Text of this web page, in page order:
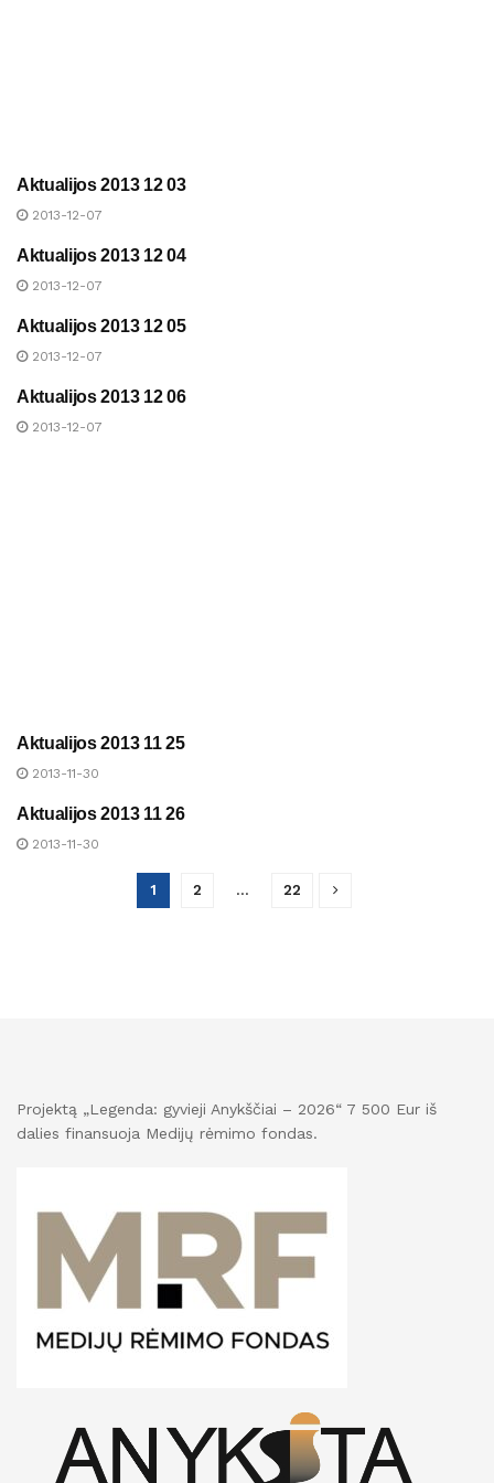
UAB „ANYKŠČIŲ ŠILUMA“
Aktualijos 2013 12 03
2013-12-07
UAB „ANYKŠČIŲ ŠILUMA“
Aktualijos 2013 12 04
2013-12-07
UAB „ANYKŠČIŲ ŠILUMA“
Aktualijos 2013 12 05
2013-12-07
UAB „ANYKŠČIŲ ŠILUMA“
Aktualijos 2013 12 06
2013-12-07
UAB „ANYKŠČIŲ ŠILUMA“
Aktualijos 2013 11 25
2013-11-30
UAB „ANYKŠČIŲ ŠILUMA“
Aktualijos 2013 11 26
2013-11-30
1 2 … 22
Projektą „Legenda: gyvieji Anykščiai – 2026“ 7 500 Eur iš
dalies finansuoja Medijų rėmimo fondas.